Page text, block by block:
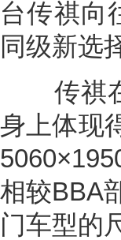
台传祺向
同级新选
传祺在
身上体现
相较BBA
门车型的